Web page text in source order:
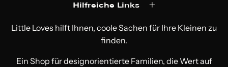
Hilfreiche Links
Little Loves hilft Ihnen, coole Sachen für Ihre Kleinen zu
finden.
Ein Shop für designorientierte Familien, die Wert auf